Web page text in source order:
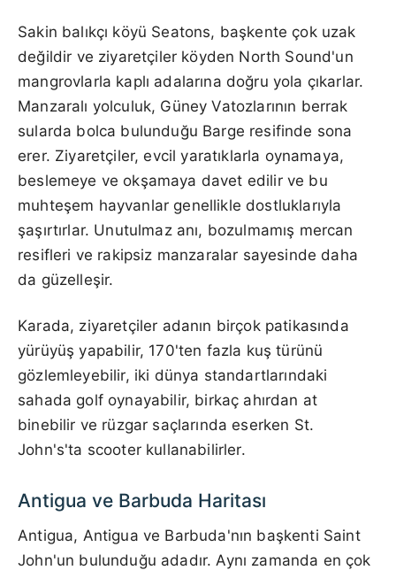
Sakin balıkçı köyü Seatons, başkente çok uzak
değildir ve ziyaretçiler köyden North Sound'un
mangrovlarla kaplı adalarına doğru yola çıkarlar.
Manzaralı yolculuk, Güney Vatozlarının berrak
sularda bolca bulunduğu Barge resifinde sona
erer. Ziyaretçiler, evcil yaratıklarla oynamaya,
beslemeye ve okşamaya davet edilir ve bu
muhteşem hayvanlar genellikle dostluklarıyla
şaşırtırlar. Unutulmaz anı, bozulmamış mercan
resifleri ve rakipsiz manzaralar sayesinde daha
da güzelleşir.
Karada, ziyaretçiler adanın birçok patikasında
yürüyüş yapabilir, 170'ten fazla kuş türünü
gözlemleyebilir, iki dünya standartlarındaki
sahada golf oynayabilir, birkaç ahırdan at
binebilir ve rüzgar saçlarında eserken St.
John's'ta scooter kullanabilirler.
Antigua ve Barbuda Haritası
Antigua, Antigua ve Barbuda'nın başkenti Saint
John'un bulunduğu adadır. Aynı zamanda en çok